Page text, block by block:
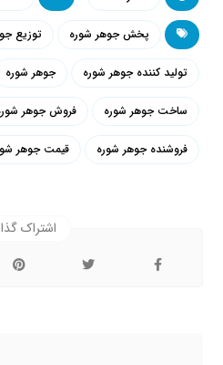
پخش جوهر شوره توزیع
تولید کننده جوهر شوره جوهر شوره
ساخت جوهر شوره فروش جوهر
فروشنده جوهر شوره قیمت جوهر